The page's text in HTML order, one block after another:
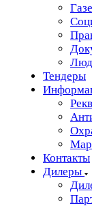
Тендеры
Контакты
Дилеры